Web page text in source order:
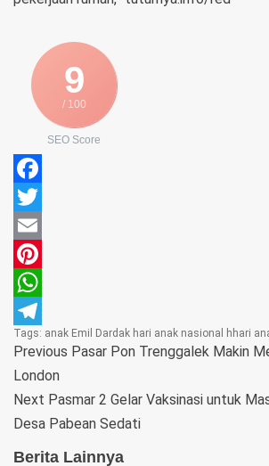
9
/ 100
SEO Score
Facebook
Twitter
Email
Pinterest
WhatsApp
Telegram
Tags: anak Emil Dardak hari anak nasional hhari
Previous Pasar Pon Trenggalek Makin
London
Next Pasmar 2 Gelar Vaksinasi untuk
Desa Pabean Sedati
Berita Lainnya